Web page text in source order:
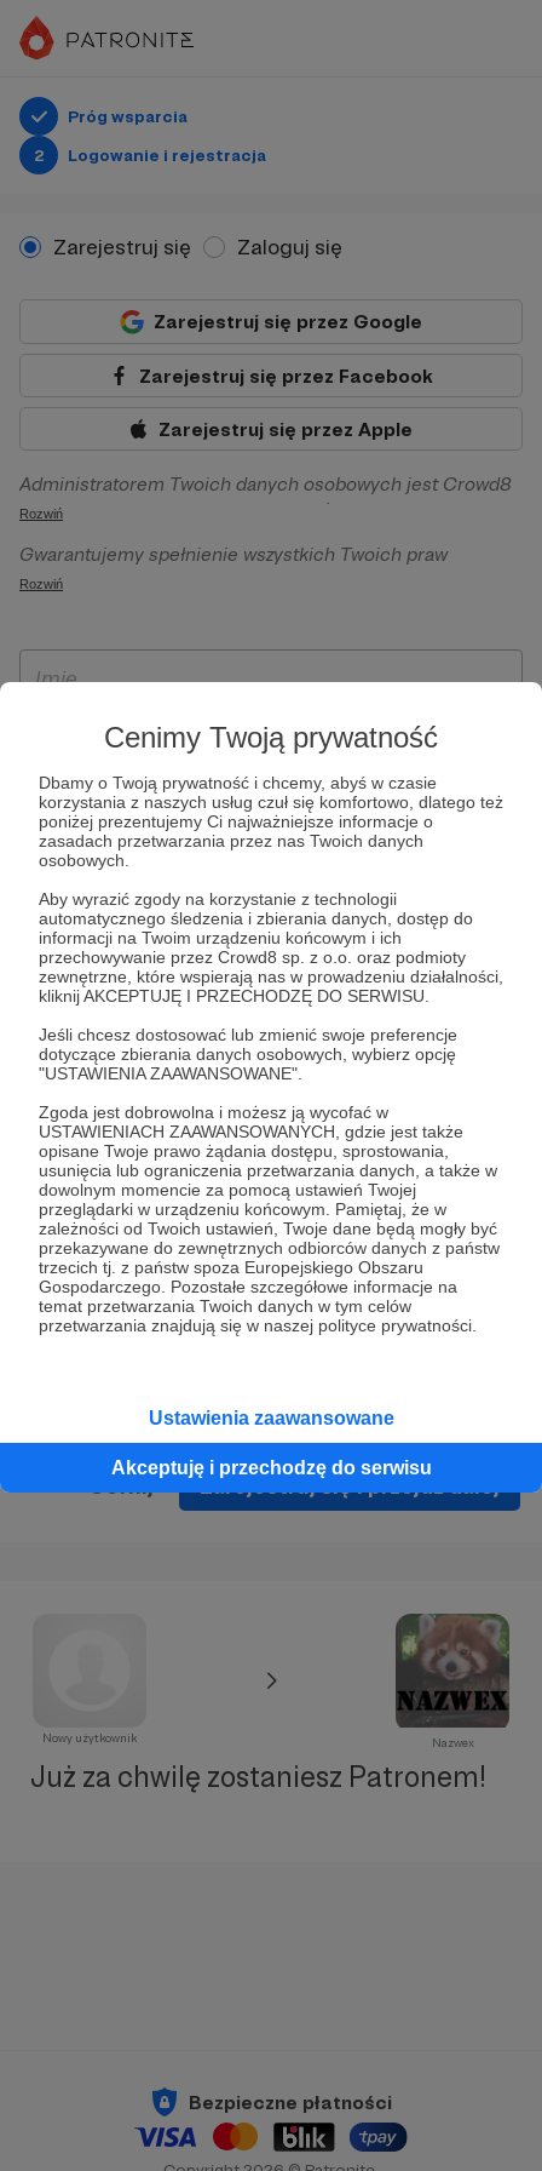
Cenimy Twoją prywatność
Dbamy o Twoją prywatność i chcemy, abyś w czasie
korzystania z naszych usług czuł się komfortowo, dlatego też
poniżej prezentujemy Ci najważniejsze informacje o
zasadach przetwarzania przez nas Twoich danych
osobowych.
Aby wyrazić zgody na korzystanie z technologii
automatycznego śledzenia i zbierania danych, dostęp do
informacji na Twoim urządzeniu końcowym i ich
przechowywanie przez Crowd8 sp. z o.o. oraz podmioty
zewnętrzne, które wspierają nas w prowadzeniu działalności,
kliknij AKCEPTUJĘ I PRZECHODZĘ DO SERWISU.
Jeśli chcesz dostosować lub zmienić swoje preferencje
dotyczące zbierania danych osobowych, wybierz opcję
"USTAWIENIA ZAAWANSOWANE".
Zgoda jest dobrowolna i możesz ją wycofać w
USTAWIENIACH ZAAWANSOWANYCH, gdzie jest także
opisane Twoje prawo żądania dostępu, sprostowania,
usunięcia lub ograniczenia przetwarzania danych, a także w
dowolnym momencie za pomocą ustawień Twojej
przeglądarki w urządzeniu końcowym. Pamiętaj, że w
zależności od Twoich ustawień, Twoje dane będą mogły być
przekazywane do zewnętrznych odbiorców danych z państw
trzecich tj. z państw spoza Europejskiego Obszaru
Gospodarczego. Pozostałe szczegółowe informacje na
temat przetwarzania Twoich danych w tym celów
przetwarzania znajdują się w naszej polityce prywatności.
Ustawienia zaawansowane
Akceptuję i przechodzę do serwisu
Próg wsparcia
2
Logowanie i rejestracja
Zarejestruj się Zaloguj się
Zarejestruj się przez Google
Zarejestruj się przez Facebook
Zarejestruj się przez Apple
Administratorem Twoich danych osobowych jest Crowd8
sp. z o.o. z siedziba w Warszawie, ul. Żwirki i Wigury 16, 02-
092 Warszawa. Twoje dane osobowe będą przetwarzane w
szczególności w celu wykonania umowy zawartej z Tobą, w
Patronite.pl, w tym możliwości dokonywania oraz
otrzymywania wsparcia na naszej platformie oraz
Rozwiń
Gwarantujemy spełnienie wszystkich Twoich praw
wynikających z ogólnego rozporządzenia o ochronie
ich przenoszenia, niepodlegania zautomatyzowanemu
wyrażenia sprzeciwu wobec przetwarzania Twoich danych
osobowych. Rejestracja dla osób niepełnoletnich możliwa
jest po przekazaniu podpisanego formularza "Zgodna na
założenie konta przez osobę niepełnoletnią", formularz
dostępny jest na stronie regulaminu Patronite.pl.
Rozwiń
* Zapoznałem się i akceptujęRegulaminserwisu oraz
* Wyrażam zgodę na przetwarzanie moich danych
osobowych podanych w formularzu rejestracyjnym w celu
prawidłowego świadczenia usług serwisu Patronite.
Wyrażam zgodę na otrzymywanie drogą elektroniczną
informacji handlowych - newslettera. Opcja ta może zostać
zmieniona w ustawieniach konta.
Zarejestruj się i przejdź dalej
Nowy użytkownik Nazwex
Już za chwilę zostaniesz Patronem!
Bezpieczne płatności